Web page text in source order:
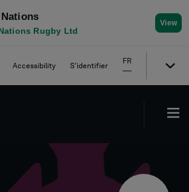
Rugby Ltd
View
Accessibility S'identifier
FR